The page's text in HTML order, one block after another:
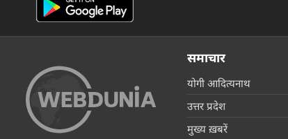
समाचार
योगी आदित्यनाथ
उत्तर प्रदेश
मुख्य ख़बरें